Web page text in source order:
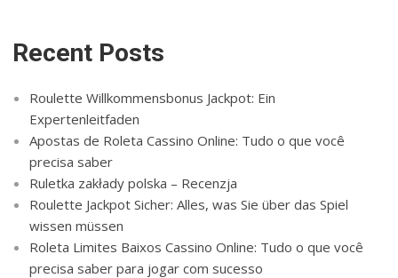
Recent Posts
Roulette Willkommensbonus Jackpot: Ein
Expertenleitfaden
Apostas de Roleta Cassino Online: Tudo o que você
precisa saber
Ruletka zakłady polska – Recenzja
Roulette Jackpot Sicher: Alles, was Sie über das Spiel
wissen müssen
Roleta Limites Baixos Cassino Online: Tudo o que você
precisa saber para jogar com sucesso